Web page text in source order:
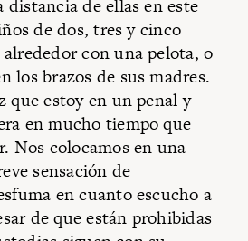
distancia de ellas en este
de dos, tres y cinco
con una pelota, o
los brazos de sus madres.
que estoy en un penal y
en mucho tiempo que
Nos colocamos en una
sensación de
en cuanto escucho a
de que están prohibidas